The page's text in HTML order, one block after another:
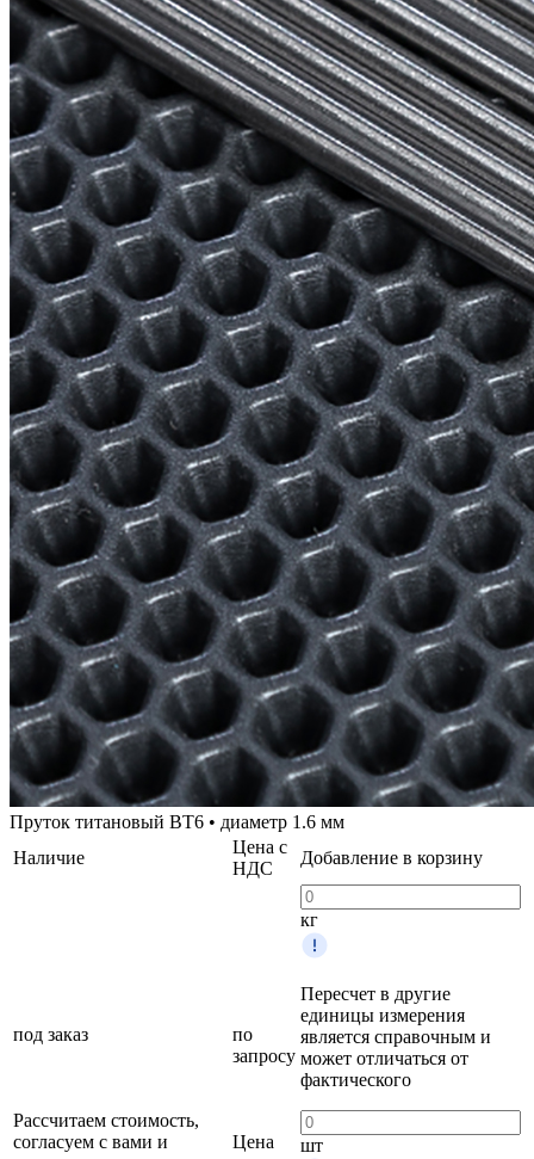
Пруток титановый ВТ6 • диаметр 1.6 мм
Наличие
Цена с
НДС
Добавление в корзину
под заказ
Рассчитаем стоимость,
согласуем с вами и
по
запросу
Цена
кг
Пересчет в другие
единицы измерения
является справочным и
может отличаться от
фактического
шт